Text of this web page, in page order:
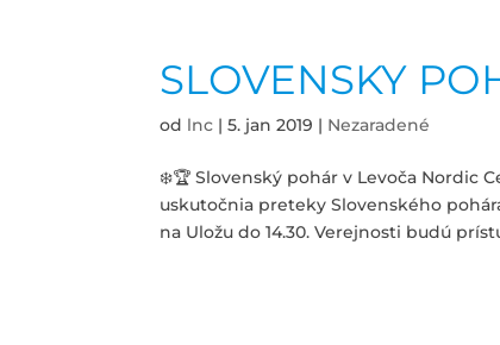
SLOVENSKY
od lnc |5. jan 2019 | Nezaradené
❄️🏆 Slovenský pohár v Levoča Nordic
uskutočnia preteky Slovenského
na Uložu do 14.30. Verejnosti budú